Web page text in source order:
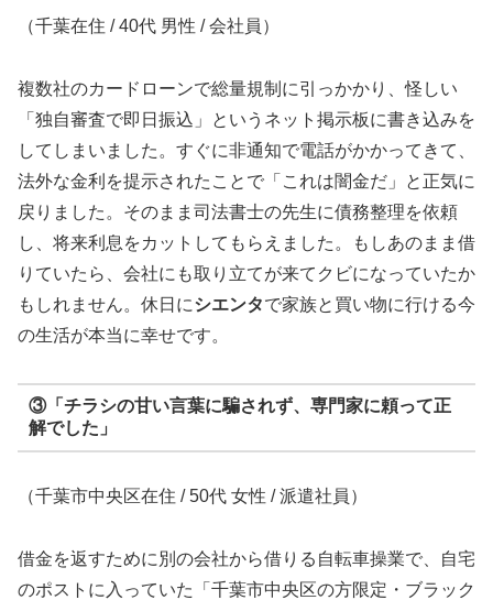
（千葉在住 / 40代 男性 / 会社員）
複数社のカードローンで総量規制に引っかかり、怪しい
「独自審査で即日振込」というネット掲示板に書き込みを
してしまいました。すぐに非通知で電話がかかってきて、
法外な金利を提示されたことで「これは闇金だ」と正気に
戻りました。そのまま司法書士の先生に債務整理を依頼
し、将来利息をカットしてもらえました。もしあのまま借
りていたら、会社にも取り立てが来てクビになっていたか
もしれません。休日にシエンタで家族と買い物に行ける今
の生活が本当に幸せです。
③「チラシの甘い言葉に騙されず、専門家に頼って正
解でした」
（千葉市中央区在住 / 50代 女性 / 派遣社員）
借金を返すために別の会社から借りる自転車操業で、自宅
のポストに入っていた「千葉市中央区の方限定・ブラック